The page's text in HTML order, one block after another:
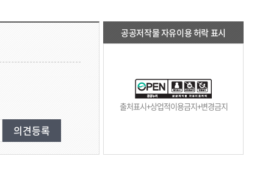
공공저작물 자유이용 허락 표시
출처표시+상업적이용금지+변경금지